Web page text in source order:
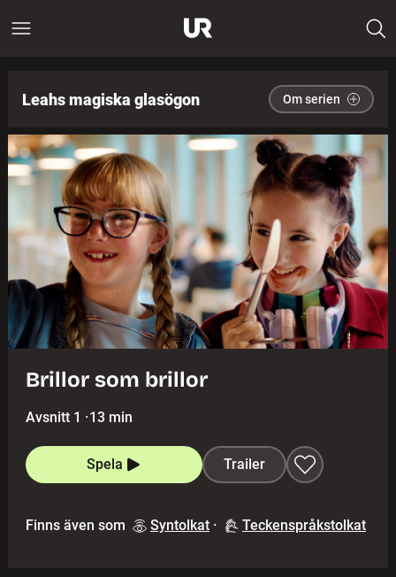
Leahs magiska glasögon Om serien
Brillor som brillor
Avsnitt 1 ·13 min
Spela Trailer
Finns även som Syntolkat · Teckenspråkstolkat